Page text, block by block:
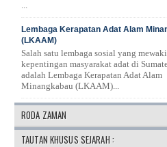
Lembaga Kerapatan Adat Alam
(LKAAM)
Salah satu lembaga sosial yang
kepentingan masyarakat adat di
adalah Lembaga Kerapatan Adat Alam
Minangkabau (LKAAM)...
RODA ZAMAN
TAUTAN KHUSUS SEJARAH :